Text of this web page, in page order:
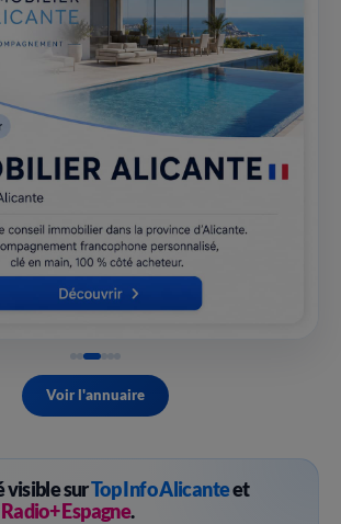
Voir l'annuaire
surTop Info Alicanteet
Radio+ Espagne.